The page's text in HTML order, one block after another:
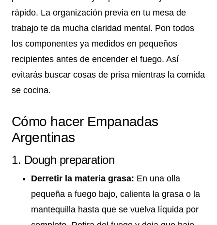
rápido. La organización previa en tu mesa de
trabajo te da mucha claridad mental. Pon todos
los componentes ya medidos en pequeños
recipientes antes de encender el fuego. Así
evitarás buscar cosas de prisa mientras la comida
se cocina.
Cómo hacer Empanadas
Argentinas
1. Dough preparation
Derretir la materia grasa: En una olla
pequeña a fuego bajo, calienta la grasa o la
mantequilla hasta que se vuelva líquida por